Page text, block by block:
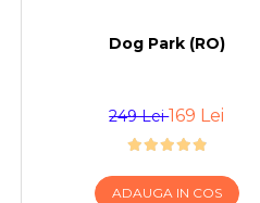
Dog Park (RO)
249 Lei169 Lei
ADAUGA IN COS